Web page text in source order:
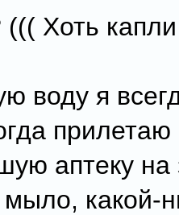
Хоть
воду я
аптеку на
какой-